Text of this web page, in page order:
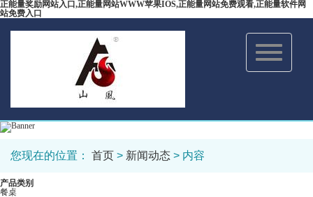
正能量奖励网站入口,正能量网站WWW苹果IOS,正能量网站免费观看,正能量软件网
站免费入口
Toggle
navigation
您现在的位置： 首页 > 新闻动态 > 内容
产品类别
餐桌